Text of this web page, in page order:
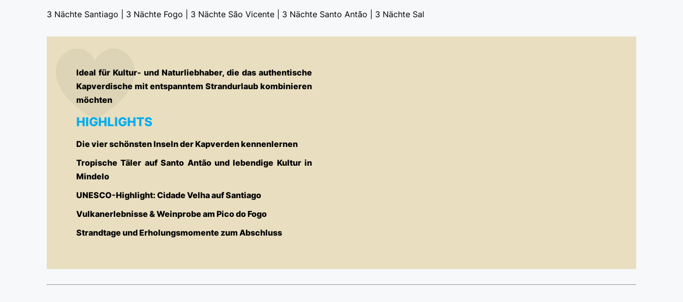
3 Nächte Santiago | 3 Nächte Fogo | 3 Nächte São Vicente | 3 Nächte Santo Antão | 3 Nächte Sal
Ideal für Kultur- und Naturliebhaber, die das authentische
Kapverdische mit entspanntem Strandurlaub kombinieren
möchten
HIGHLIGHTS
Die vier schönsten Inseln der Kapverden kennenlernen
Tropische Täler auf Santo Antão und lebendige Kultur in
Mindelo
UNESCO-Highlight: Cidade Velha auf Santiago
Vulkanerlebnisse & Weinprobe am Pico do Fogo
Strandtage und Erholungsmomente zum Abschluss